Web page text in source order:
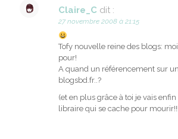
Claire_C dit :
27 novembre 2008 à 21:15
Tofy nouvelle reine des blogs:
pour!
A quand un référencement sur
blogsbd.fr..?
(et en plus grâce à toi je vais
libraire qui se cache pour